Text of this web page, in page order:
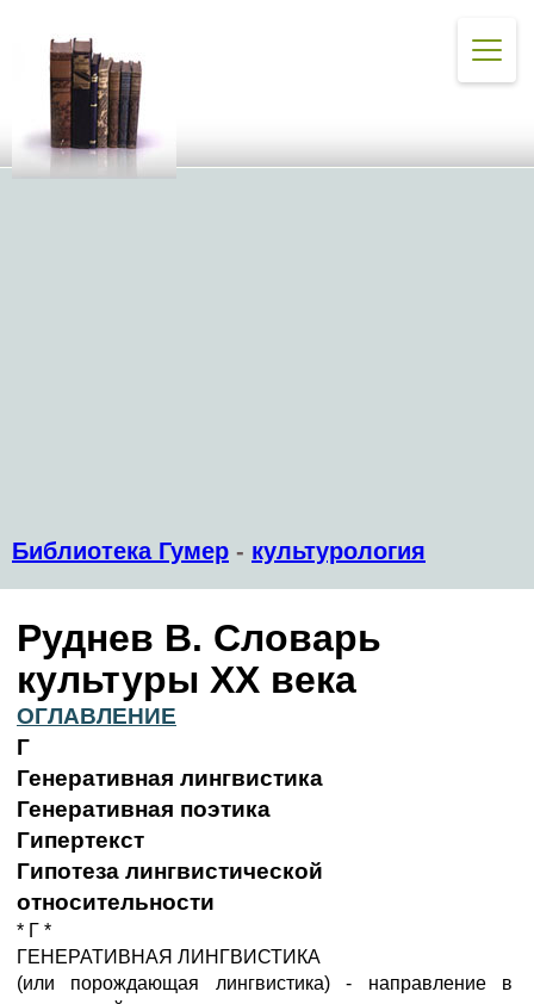
Библиотека Гумер - культурология
Руднев В. Словарь
культуры XX века
ОГЛАВЛЕНИЕ
Г
Генеративная лингвистика
Генеративная поэтика
Гипертекст
Гипотеза лингвистической
относительности
* Г *
ГЕНЕРАТИВНАЯ ЛИНГВИСТИКА
(или порождающая лингвистика) - направление в